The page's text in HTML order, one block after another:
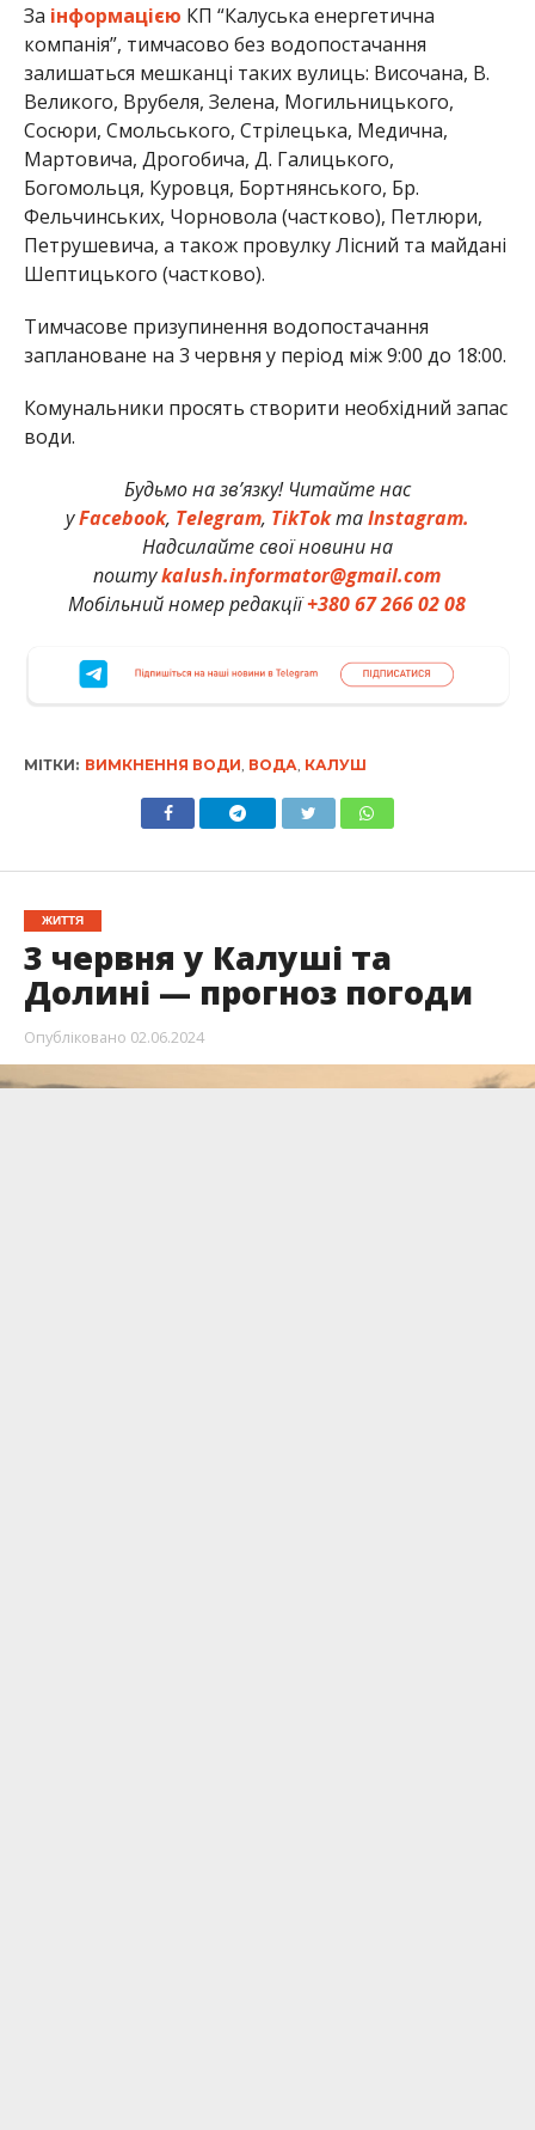
За інформацією КП “Калуська енергетична
компанія”, тимчасово без водопостачання
залишаться мешканці таких вулиць: Височана, В.
Великого, Врубеля, Зелена, Могильницького,
Сосюри, Смольського, Стрілецька, Медична,
Мартовича, Дрогобича, Д. Галицького,
Богомольця, Куровця, Бортнянського, Бр.
Фельчинських, Чорновола (частково), Петлюри,
Петрушевича, а також провулку Лісний та майдані
Шептицького (частково).
Тимчасове призупинення водопостачання
заплановане на 3 червня у період між 9:00 до 18:00.
Комунальники просять створити необхідний запас
води.
Будьмо на зв’язку! Читайте нас
уFacebook, Telegram, TikTokтаInstagram.
Надсилайте свої новини на
поштуkalush.informator@gmail.com
Мобільний номер редакції+380 67 266 02 08
МІТКИ: ВИМКНЕННЯ ВОДИ, ВОДА, КАЛУШ
ЖИТТЯ
3 червня у Калуші та
Долині — прогноз погоди
Опубліковано 02.06.2024